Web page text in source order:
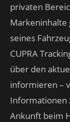
privaten
Markeninhalte
seines
CUPRA
über den
informieren –
Informationen
Ankunft beim